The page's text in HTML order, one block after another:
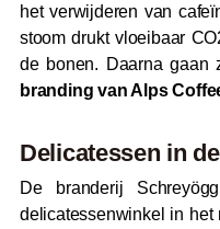
het verwijderen van
stoom drukt vloeibaar
de bonen. Daarna
branding van Alps
Delicatessen in
De branderij
delicatessenwinkel in het